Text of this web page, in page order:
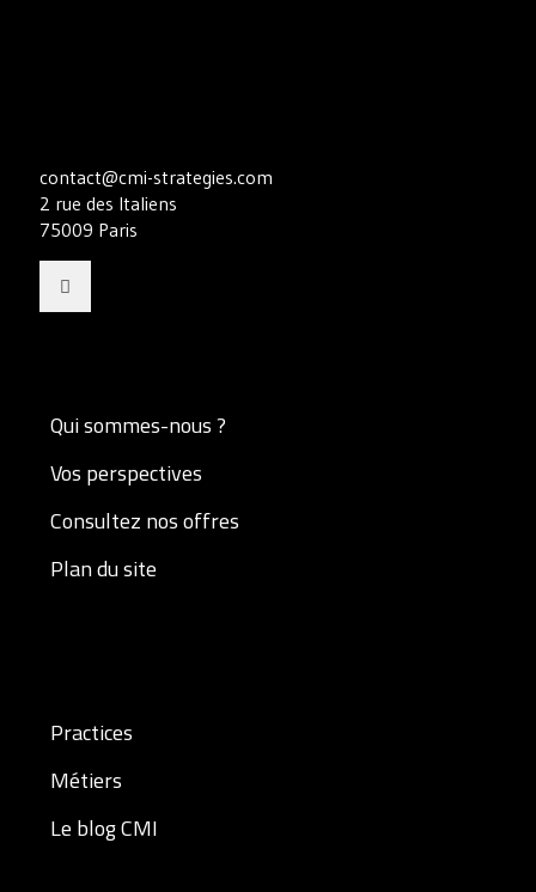
contact@cmi-strategies.com
2 rue des Italiens
75009 Paris
Qui sommes-nous ?
Vos perspectives
Consultez nos offres
Plan du site
Practices
Métiers
Le blog CMI